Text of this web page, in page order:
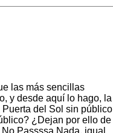
las más sencillas
y desde aquí lo hago, la
del Sol sin público
¿Dejan por ello de
Passssa Nada, igual